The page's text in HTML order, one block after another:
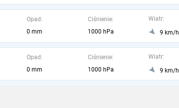
Opad:
0 mm
Ciśnienie:
1000 hPa
Wiatr:
9 km/h
Opad:
0 mm
Ciśnienie:
1000 hPa
Wiatr:
9 km/h